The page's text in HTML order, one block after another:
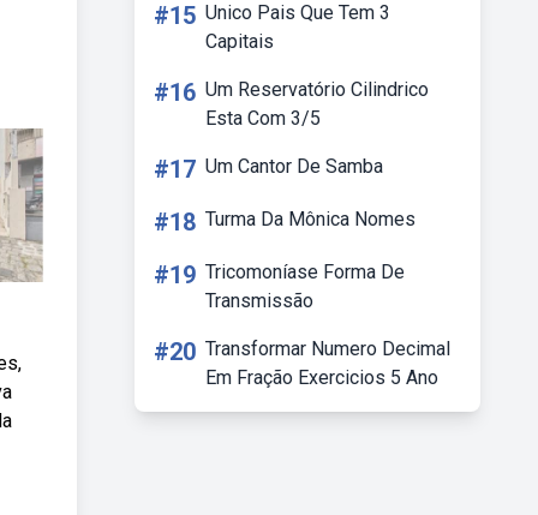
#15 Unico Pais Que Tem 3
Capitais
#16 Um Reservatório Cilindrico
Esta Com 3/5
#17 Um Cantor De Samba
#18 Turma Da Mônica Nomes
#19 Tricomoníase Forma De
Transmissão
#20 Transformar Numero Decimal
Em Fração Exercicios 5 Ano